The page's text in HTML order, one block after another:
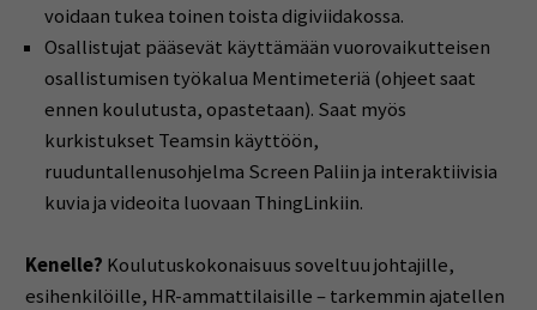
voidaan tukea toinen toista digiviidakossa.
Osallistujat pääsevät käyttämään vuorovaikutteisen
osallistumisen työkalua Mentimeteriä (ohjeet saat
ennen koulutusta, opastetaan). Saat myös
kurkistukset Teamsin käyttöön,
ruuduntallenusohjelma Screen Paliin ja interaktiivisia
kuvia ja videoita luovaan ThingLinkiin.
Kenelle? Koulutuskokonaisuus soveltuu johtajille,
esihenkilöille, HR-ammattilaisille – tarkemmin ajatellen